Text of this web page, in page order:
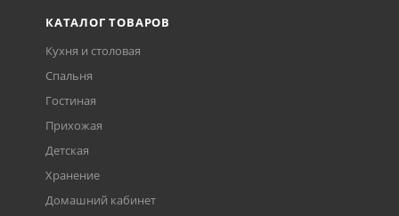
КАТАЛОГ ТОВАРОВ
Кухня и столовая
Спальня
Гостиная
Прихожая
Детская
Хранение
Домашний кабинет